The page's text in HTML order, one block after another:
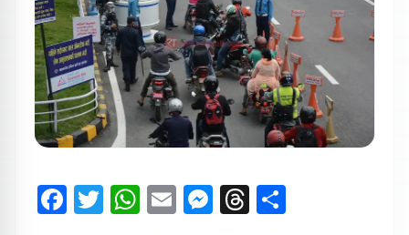
Facebook
Twitter
WhatsApp
EmailMessenger
Threads